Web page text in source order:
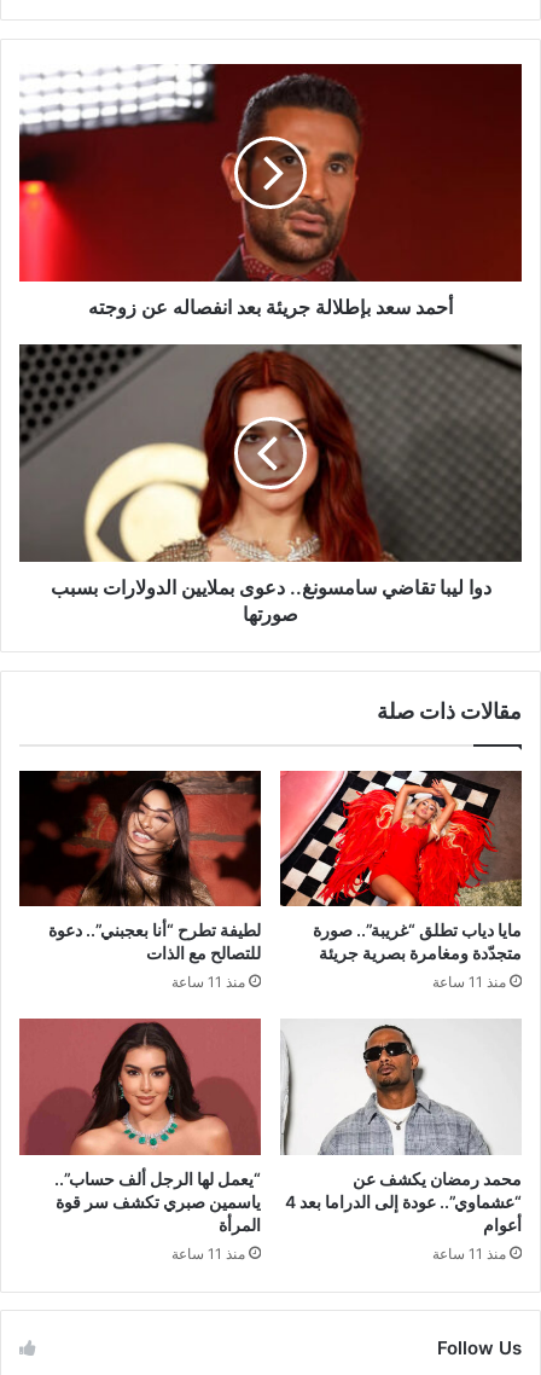
أحمد سعد بإطلالة جريئة بعد انفصاله عن زوجته
دوا
ليبا
تقاضي
سامسونغ..
دعوى
بملايين
بسبب
صورتها
دوا ليبا تقاضي سامسونغ.. دعوى بملايين الدولارات بسبب
صورتها
مقالات ذات صلة
مايا دياب تطلق “غريبة”.. صورة
متجدّدة ومغامرة بصرية جريئة
منذ 11 ساعة
لطيفة تطرح “أنا بعجبني”.. دعوة
للتصالح مع الذات
منذ 11 ساعة
محمد رمضان يكشف عن
“عشماوي”.. عودة إلى الدراما بعد 4
أعوام
منذ 11 ساعة
“يعمل لها الرجل ألف حساب”..
ياسمين صبري تكشف سر قوة
المرأة
منذ 11 ساعة
Follow Us